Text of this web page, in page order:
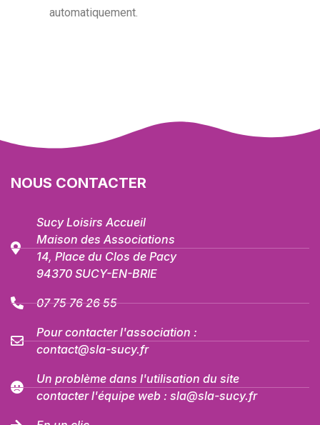
automatiquement.
NOUS CONTACTER
Sucy Loisirs Accueil
Maison des Associations
14, Place du Clos de Pacy
94370 SUCY-EN-BRIE
07 75 76 26 55
Pour contacter l'association :
contact@sla-sucy.fr
Un problème dans l'utilisation du site
contacter l'équipe web : sla@sla-sucy.fr